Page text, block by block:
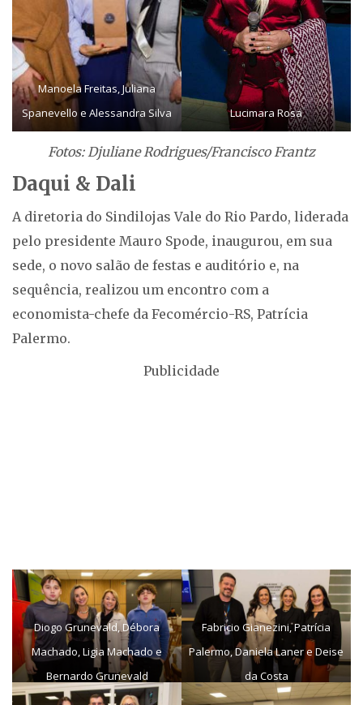
Manoela Freitas, Juliana
Spanevello e Alessandra Silva
Lucimara Rosa
Fotos: Djuliane Rodrigues/Francisco Frantz
Daqui & Dali
A diretoria do Sindilojas Vale do Rio Pardo, liderada
pelo presidente Mauro Spode, inaugurou, em sua
sede, o novo salão de festas e auditório e, na
sequência, realizou um encontro com a
economista-chefe da Fecomércio-RS, Patrícia
Palermo.
Publicidade
Diogo Grunevald, Débora
Machado, Ligia Machado e
Bernardo Grunevald
Fabricio Gianezini, Patrícia
Palermo, Daniela Laner e Deise
da Costa